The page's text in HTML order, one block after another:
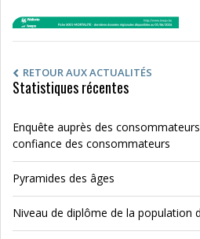
RETOUR AUX ACTUALITÉS
Statistiques récentes
Enquête auprès des
confiance des consommateurs
Pyramides des âges
Niveau de diplôme de la population